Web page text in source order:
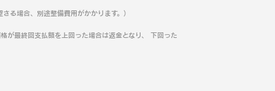
る場合、別途整備費用がかかります。）
が最終回支払額を上回った場合は返金となり、 下回った